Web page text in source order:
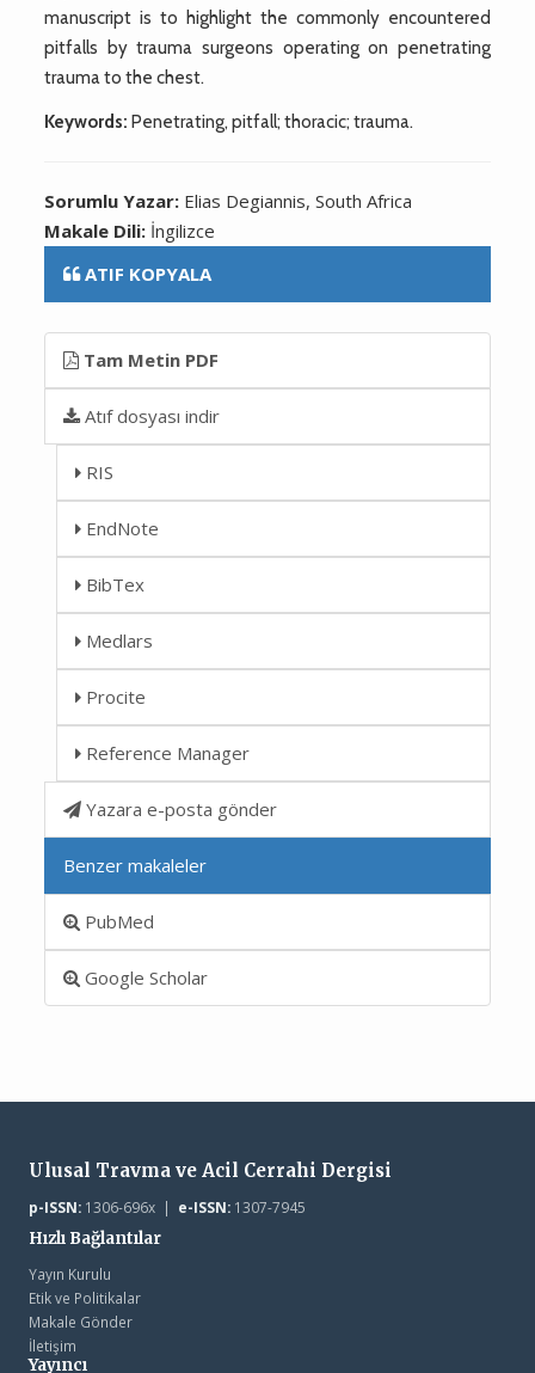
manuscript is to highlight the commonly encountered
pitfalls by trauma surgeons operating on penetrating
trauma to the chest.
Keywords: Penetrating, pitfall; thoracic; trauma.
Sorumlu Yazar: Elias Degiannis, South Africa
Makale Dili: İngilizce
ATIF KOPYALA
Tam Metin PDF
Atıf dosyası indir
RIS
EndNote
BibTex
Medlars
Procite
Reference Manager
Yazara e-posta gönder
Benzer makaleler
PubMed
Google Scholar
Ulusal Travma ve Acil Cerrahi Dergisi
p-ISSN:1306-696x | e-ISSN:1307-7945
Hızlı Bağlantılar
Yayın Kurulu
Etik ve Politikalar
Makale Gönder
İletişim
Yayıncı